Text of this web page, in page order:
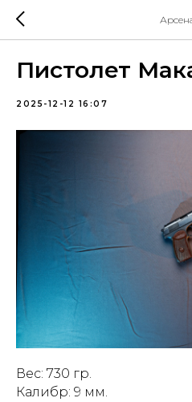
Пистолет
2025-12-12 16:07
Вес: 730 гр.
Калибр: 9 мм.